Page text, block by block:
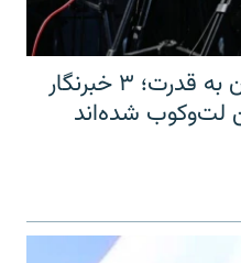
یک سالگی بازگشت طالبان به قدرت؛ ۳ خبرنگار